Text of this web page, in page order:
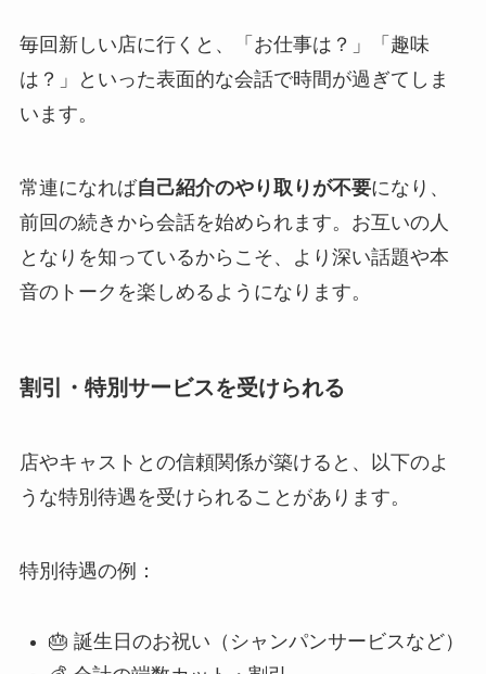
毎回新しい店に行くと、「お仕事は？」「趣味
は？」といった表面的な会話で時間が過ぎてしま
います。
常連になれば自己紹介のやり取りが不要になり、
前回の続きから会話を始められます。お互いの人
となりを知っているからこそ、より深い話題や本
音のトークを楽しめるようになります。
割引・特別サービスを受けられる
店やキャストとの信頼関係が築けると、以下のよ
うな特別待遇を受けられることがあります。
特別待遇の例：
🎂 誕生日のお祝い（シャンパンサービスなど）